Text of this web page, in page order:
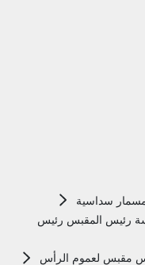
سداسية
رئيس المقبس رئيس
مقبس لعموم الرأس